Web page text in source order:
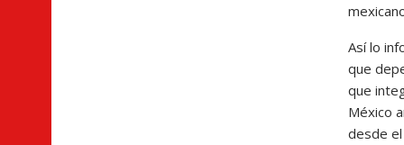
Así lo
que
que
México
desde